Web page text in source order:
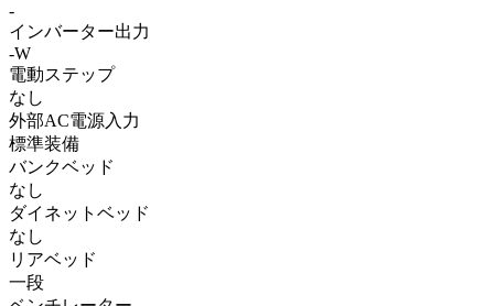
-
インバーター出力
-W
電動ステップ
なし
外部AC電源入力
標準装備
バンクベッド
なし
ダイネットベッド
なし
リアベッド
一段